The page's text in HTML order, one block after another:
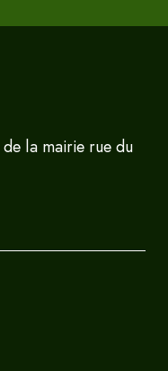
la mairie rue du